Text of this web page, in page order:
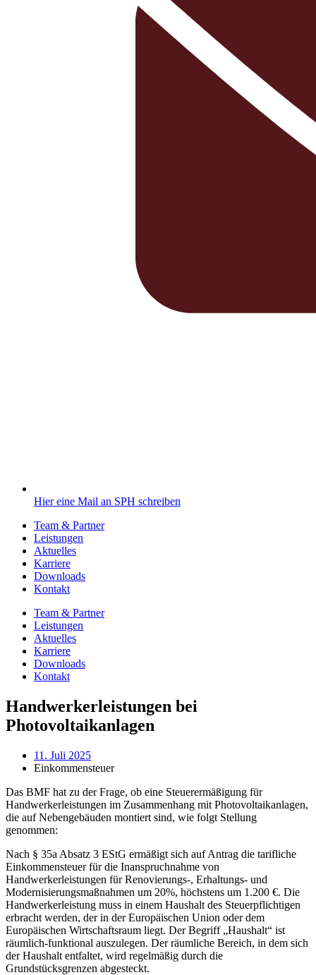
Hier eine Mail an SPH schreiben
Team & Partner
Leistungen
Aktuelles
Karriere
Downloads
Kontakt
Team & Partner
Leistungen
Aktuelles
Karriere
Downloads
Kontakt
Handwerkerleistungen bei
Photovoltaikanlagen
11. Juli 2025
Einkommensteuer
Das BMF hat zu der Frage, ob eine Steuerermäßigung für
Handwerkerleistungen im Zusammenhang mit Photovoltaikanlagen,
die auf Nebengebäuden montiert sind, wie folgt Stellung
genommen:
Nach § 35a Absatz 3 EStG ermäßigt sich auf Antrag die tarifliche
Einkommensteuer für die Inanspruchnahme von
Handwerkerleistungen für Renovierungs-, Erhaltungs- und
Modernisierungsmaßnahmen um 20%, höchstens um 1.200 €. Die
Handwerkerleistung muss in einem Haushalt des Steuerpflichtigen
erbracht werden, der in der Europäischen Union oder dem
Europäischen Wirtschaftsraum liegt. Der Begriff „Haushalt“ ist
räumlich-funktional auszulegen. Der räumliche Bereich, in dem sich
der Haushalt entfaltet, wird regelmäßig durch die
Grundstücksgrenzen abgesteckt.